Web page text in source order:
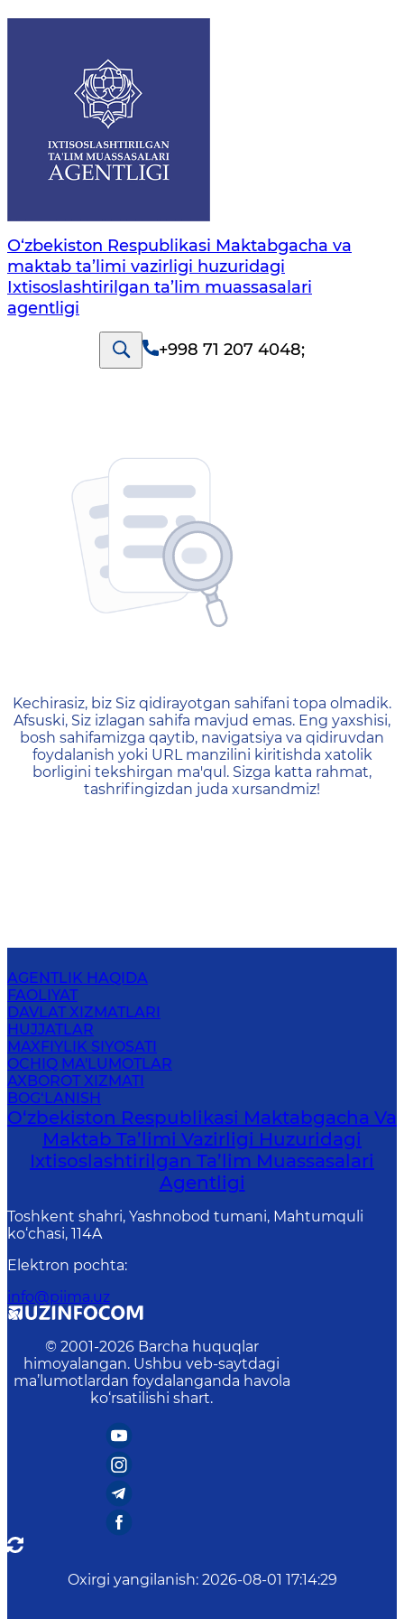
O‘zbekiston Respublikasi Maktabgacha va
maktab ta’limi vazirligi huzuridagi
Ixtisoslashtirilgan ta’lim muassasalari
agentligi
+998 71 207 4048;
404 — Страница не
Kechirasiz, biz Siz qidirayotgan sahifani topa olmadik.
Afsuski, Siz izlagan sahifa mavjud emas. Eng yaxshisi,
bosh sahifamizga qaytib, navigatsiya va qidiruvdan
foydalanish yoki URL manzilini kiritishda xatolik
borligini tekshirgan ma'qul. Sizga katta rahmat,
tashrifingizdan juda xursandmiz!
AGENTLIK HAQIDA
FAOLIYAT
DAVLAT XIZMATLARI
HUJJATLAR
MAXFIYLIK SIYOSATI
OCHIQ MA'LUMOTLAR
AXBOROT XIZMATI
BOG‘LANISH
O‘zbekiston Respublikasi Maktabgacha Va
Maktab Ta’limi Vazirligi Huzuridagi
Ixtisoslashtirilgan Ta’lim Muassasalari
Agentligi
Toshkent shahri, Yashnobod tumani, Mahtumquli
ko‘chasi, 114A
Elektron pochta:
info@piima.uz
© 2001-2026 Barcha huquqlar
himoyalangan. Ushbu veb-saytdagi
ma’lumotlardan foydalanganda havola
ko‘rsatilishi shart.
Oxirgi yangilanish: 2026-08-01 17:14:29